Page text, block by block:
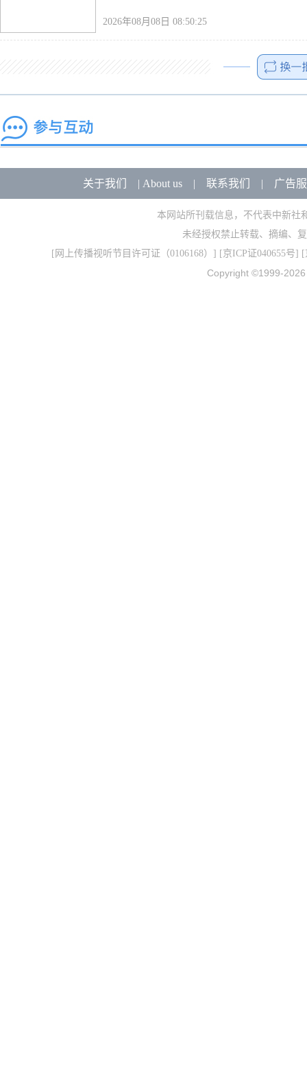
2026年08月08日 08:50:25
关于我们 | About us| 联系我们 | 广告
本网站所刊载信息，不代表中新社
未经授权禁止转载、摘编、
[ 网上传播视听节目许可证（0106168） ] [京ICP证040655号] [
Copyright ©1999-